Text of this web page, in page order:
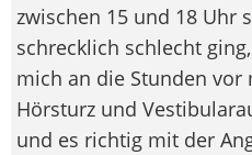
zwischen 15 und 18 Uhr
schrecklich schlecht
mich an die Stunden vor
Hörsturz und
und es richtig mit der